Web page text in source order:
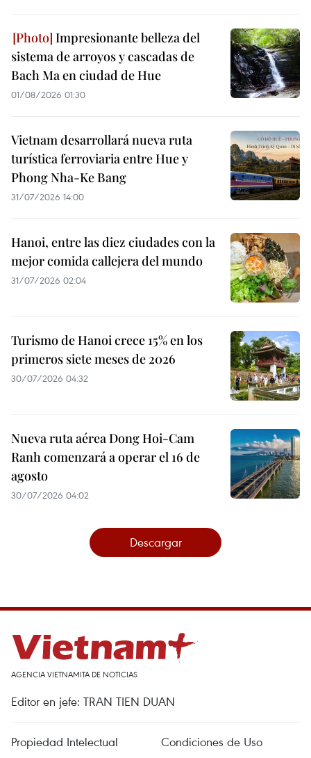
Impresionante belleza del
sistema de arroyos y cascadas de
Bach Ma en ciudad de Hue
01/08/2026 01:30
Vietnam desarrollará nueva ruta
turística ferroviaria entre Hue y
Phong Nha-Ke Bang
31/07/2026 14:00
Hanoi, entre las diez ciudades con la
mejor comida callejera del mundo
31/07/2026 02:04
Turismo de Hanoi crece 15% en los
primeros siete meses de 2026
30/07/2026 04:32
Nueva ruta aérea Dong Hoi-Cam
Ranh comenzará a operar el 16 de
agosto
30/07/2026 04:02
Descargar
AGENCIA VIETNAMITA DE NOTICIAS
Editor en jefe: TRAN TIEN DUAN
Propiedad Intelectual Condiciones de Uso